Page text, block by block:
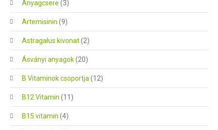
Anyagcsere (3)
Artemisinin (9)
Astragalus kivonat(2)
Ásványi anyagok(20)
B Vitaminok csoportja(12)
B12 Vitamin (11)
B15 vitamin (4)